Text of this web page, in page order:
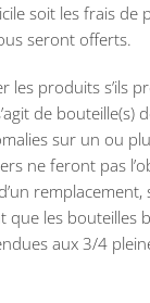
soit les frais de
seront offerts.
les produits s’ils
de bouteille(s)
sur un ou
ne feront pas
que les bouteilles
aux 3/4